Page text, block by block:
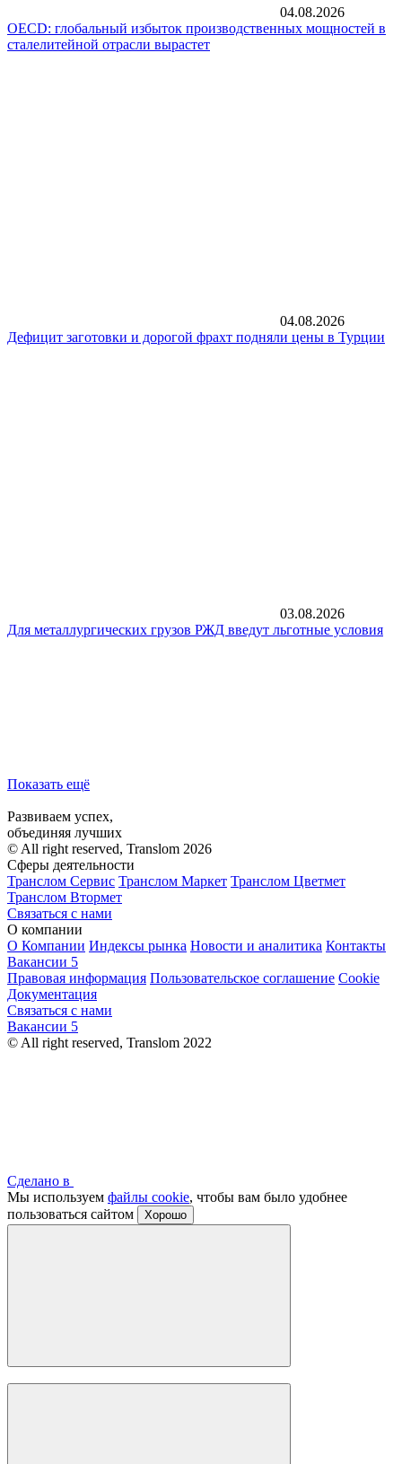
04.08.2026
OECD: глобальный избыток производственных мощностей в
сталелитейной отрасли вырастет
04.08.2026
Дефицит заготовки и дорогой фрахт подняли цены в Турции
03.08.2026
Для металлургических грузов РЖД введут льготные условия
Показать ещё
Развиваем успех,
объединяя лучших
© All right reserved, Translom 2026
Сферы деятельности
Транслом Сервис Транслом Маркет Транслом Цветмет
Транслом Втормет
Связаться с нами
О компании
О Компании Индексы рынка Новости и аналитика Контакты
Вакансии 5
Правовая информация Пользовательское соглашение Cookie
Документация
Связаться с нами
Вакансии 5
© All right reserved, Translom 2022
Сделано в
Мы используем файлы cookie, чтобы вам было удобнее
пользоваться сайтом
Хорошо